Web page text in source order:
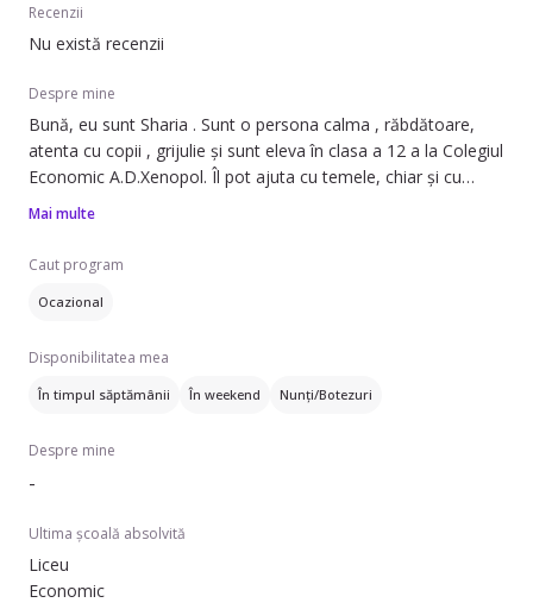
Recenzii
Nu există recenzii
Despre mine
Bună, eu sunt Sharia . Sunt o persona calma , răbdătoare,
atenta cu copii , grijulie și sunt eleva în clasa a 12 a la Colegiul
Economic A.D.Xenopol. Îl pot ajuta cu temele, chiar și cu
meditatii la engleza. Am experienta cu copii, am făcut și
verișorii mei pana au crescut. Am fost și animatoare la
petreceri pentru copii, așadar le pot captiva atenția destul de
ușor.
Mai multe
Caut program
Ocazional
Disponibilitatea mea
În timpul săptămânii În weekend Nunți/Botezuri
Despre mine
-
Ultima școală absolvită
Liceu
Economic